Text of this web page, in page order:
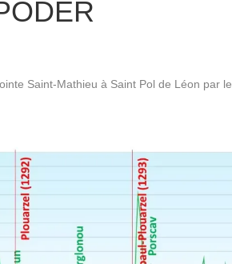
Saint-Mathieu à Saint Pol de Léon par le